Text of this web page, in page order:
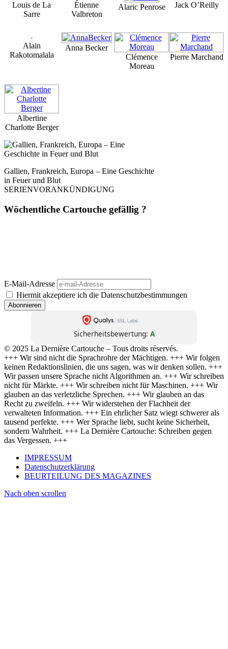
Louis de La
Sarre
Étienne
Valbreton
Alaric Penrose Jack O’Reilly
Alain
Rakotomalala
Anna Becker
Clémence
Moreau
Pierre Marchand
Albertine
Charlotte Berger
Gallien, Frankreich, Europa – Eine Geschichte
in Feuer und Blut
SERIENVORANKÜNDIGUNG
Wöchentliche Cartouche gefällig ?
E-Mail-Adresse
Hiermit akzeptiere ich die Datenschutzbestimmungen
Sicherheitsbewertung: A
© 2025 La Dernière Cartouche – Tous droits réservés.
+++ Wir sind nicht die Sprachrohre der Mächtigen. +++ Wir folgen
keinen Redaktionslinien, die uns sagen, was wir denken sollen. +++
Wir passen unsere Sprache nicht Algorithmen an. +++ Wir schreiben
nicht für Märkte. +++ Wir schreiben nicht für Maschinen. +++ Wir
glauben an das verletzliche Sprechen. +++ Wir glauben an das
Recht zu zweifeln. +++ Wir widerstehen der Flachheit der
verwalteten Information. +++ Ein ehrlicher Satz wiegt schwerer als
tausend perfekte. +++ Wer Sprache liebt, sucht keine Sicherheit,
sondern Wahrheit. +++ La Dernière Cartouche: Schreiben gegen
das Vergessen. +++
IMPRESSUM
Datenschutzerklärung
BEURTEILUNG DES MAGAZINES
Nach oben scrollen